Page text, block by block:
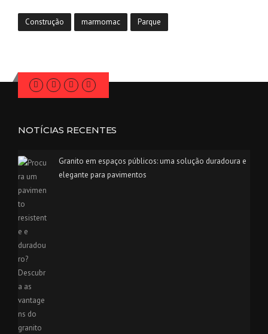
Construção marmomac Parque
NOTÍCIAS RECENTES
Granito em espaços públicos: uma solução duradoura e
elegante para pavimentos